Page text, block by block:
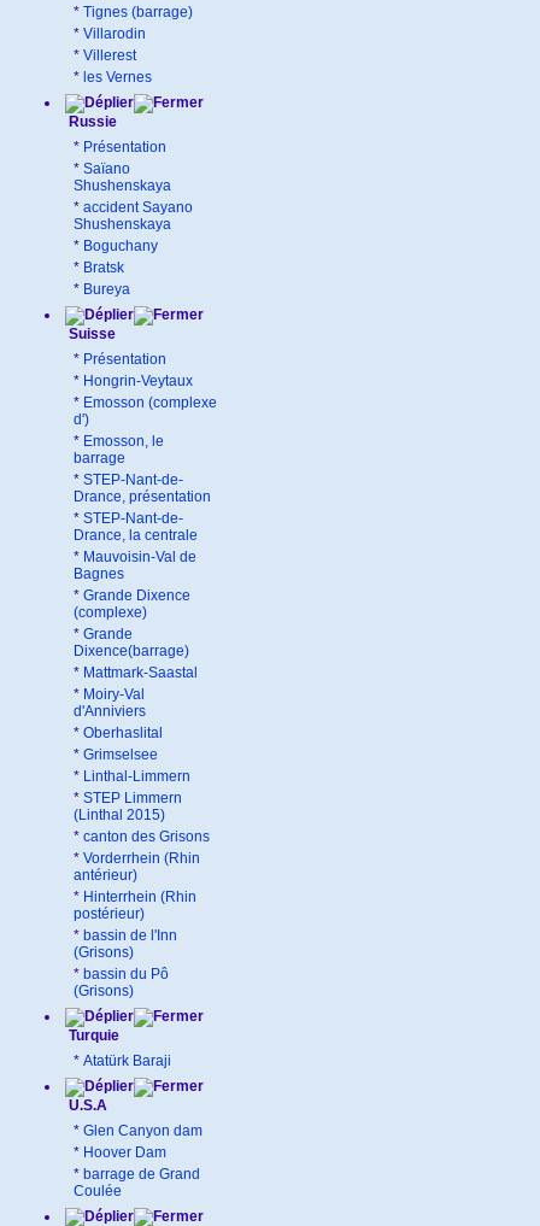
* Tignes (barrage)
* Villarodin
* Villerest
* les Vernes
Russie
* Présentation
* Saïano
Shushenskaya
* accident Sayano
Shushenskaya
* Boguchany
* Bratsk
* Bureya
Suisse
* Présentation
* Hongrin-Veytaux
* Emosson (complexe
d')
* Emosson, le
barrage
* STEP-Nant-de-
Drance, présentation
* STEP-Nant-de-
Drance, la centrale
* Mauvoisin-Val de
Bagnes
* Grande Dixence
(complexe)
* Grande
Dixence(barrage)
* Mattmark-Saastal
* Moiry-Val
d'Anniviers
* Oberhaslital
* Grimselsee
* Linthal-Limmern
* STEP Limmern
(Linthal 2015)
* canton des Grisons
* Vorderrhein (Rhin
antérieur)
* Hinterrhein (Rhin
postérieur)
* bassin de l'Inn
(Grisons)
* bassin du Pô
(Grisons)
Turquie
* Atatürk Baraji
U.S.A
* Glen Canyon dam
* Hoover Dam
* barrage de Grand
Coulée